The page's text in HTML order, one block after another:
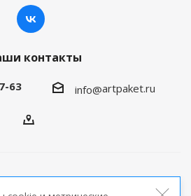
контакты
63 info@artpaket.ru